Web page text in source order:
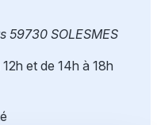
59730 SOLESMES
et de 14h à 18h